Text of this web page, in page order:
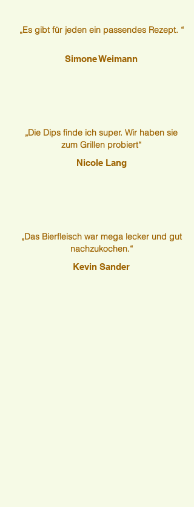
„Es gibt für jeden ein passendes Rezept. “
Simone Weimann
„Die Dips finde ich super. Wir haben sie
zum Grillen probiert“
Nicole Lang
„Das Bierfleisch war mega lecker und gut
nachzukochen.“
Kevin Sander